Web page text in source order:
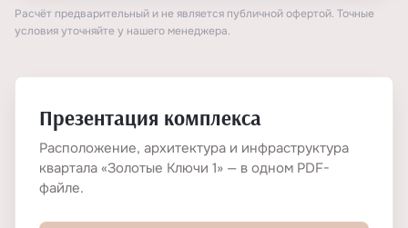
Расчёт предварительный и не является публичной офертой. Точные
условия уточняйте у нашего менеджера.
Презентация комплекса
Расположение, архитектура и инфраструктура
квартала «Золотые Ключи 1» — в одном PDF-
файле.